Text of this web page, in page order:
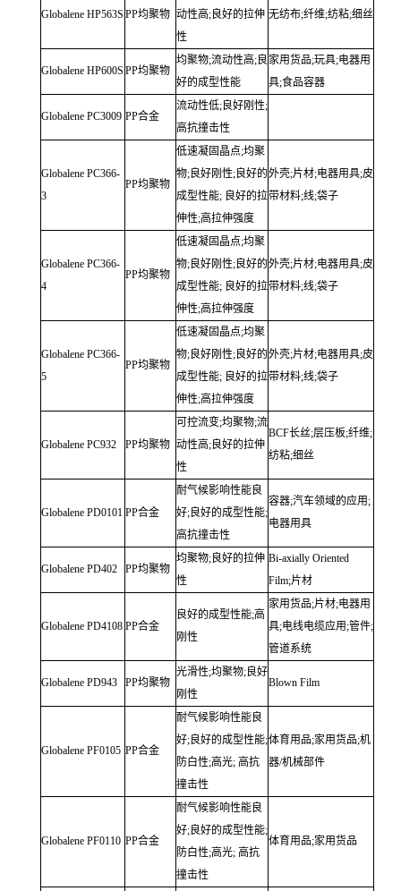
Globalene HP563S PP均聚物 动性高;良好的拉伸
性
无纺布;纤维;纺粘;细丝
Globalene HP600S PP均聚物
均聚物;流动性高;良
好的成型性能
家用货品;玩具;电器用
具;食品容器
Globalene PC3009 PP合金
流动性低;良好刚性;
高抗撞击性
Globalene PC366-
3
PP均聚物
低速凝固晶点;均聚
物;良好刚性;良好的
成型性能; 良好的拉
伸性;高拉伸强度
外壳;片材;电器用具;皮
带材料;线;袋子
Globalene PC366-
4
PP均聚物
低速凝固晶点;均聚
物;良好刚性;良好的
成型性能; 良好的拉
伸性;高拉伸强度
外壳;片材;电器用具;皮
带材料;线;袋子
Globalene PC366-
5
PP均聚物
低速凝固晶点;均聚
物;良好刚性;良好的
成型性能; 良好的拉
伸性;高拉伸强度
外壳;片材;电器用具;皮
带材料;线;袋子
Globalene PC932 PP均聚物
可控流变;均聚物;流
动性高;良好的拉伸
性
BCF长丝;层压板;纤维;
纺粘;细丝
Globalene PD0101 PP合金
耐气候影响性能良
好;良好的成型性能;
高抗撞击性
容器;汽车领域的应用;
电器用具
Globalene PD402 PP均聚物
均聚物;良好的拉伸
性
Bi-axially Oriented
Film;片材
Globalene PD4108 PP合金
良好的成型性能;高
刚性
家用货品;片材;电器用
具;电线电缆应用;管件;
管道系统
Globalene PD943 PP均聚物
光滑性;均聚物;良好
刚性
Blown Film
Globalene PF0105 PP合金
耐气候影响性能良
好;良好的成型性能;
防白性;高光; 高抗
撞击性
体育用品;家用货品;机
器/机械部件
Globalene PF0110 PP合金
耐气候影响性能良
好;良好的成型性能;
防白性;高光; 高抗
撞击性
体育用品;家用货品